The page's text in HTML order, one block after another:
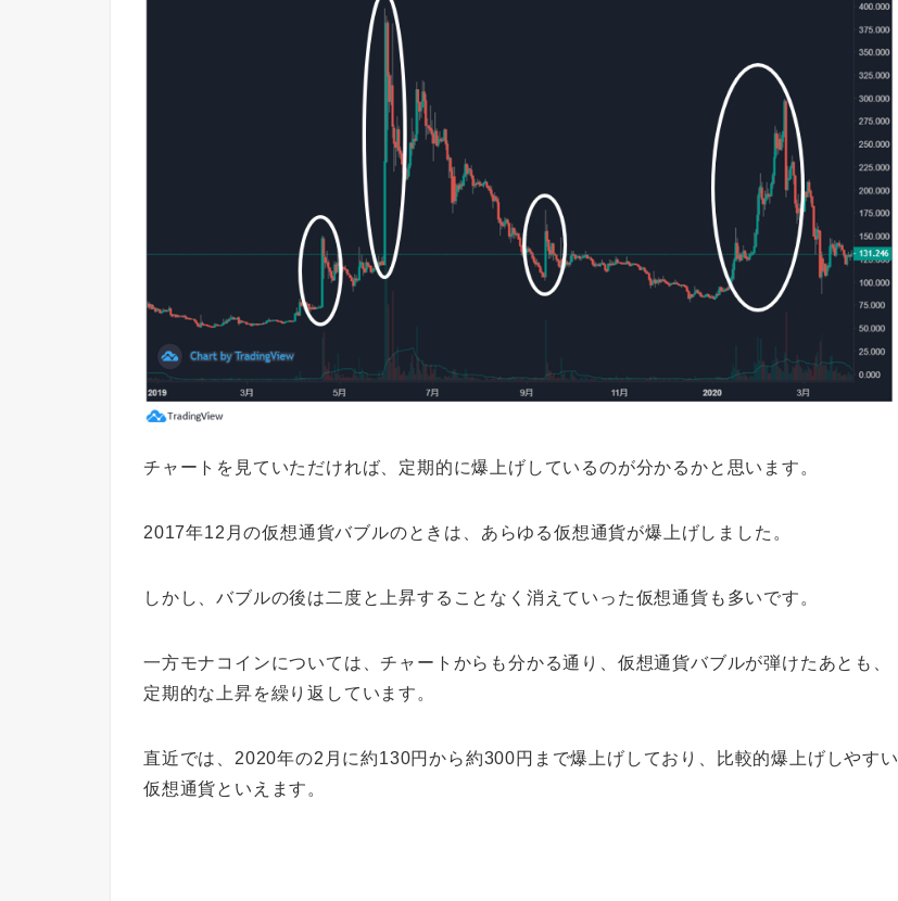
チャートを見ていただければ、定期的に爆上げしているのが分かるかと思います。
2017年12月の仮想通貨バブルのときは、あらゆる仮想通貨が爆上げしました。
しかし、バブルの後は二度と上昇することなく消えていった仮想通貨も多いです。
一方モナコインについては、チャートからも分かる通り、仮想通貨バブルが弾けたあとも、
定期的な上昇を繰り返しています。
直近では、2020年の2月に約130円から約300円まで爆上げしており、比較的爆上げしやすい
仮想通貨といえます。